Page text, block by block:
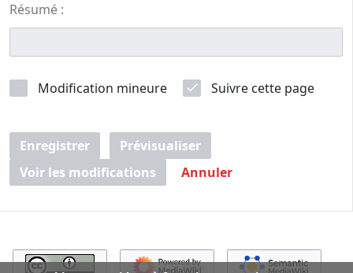
Résumé :
Modification mineure Suivre cette page
Enregistrer
Prévisualiser
Voir les modifications
Annuler